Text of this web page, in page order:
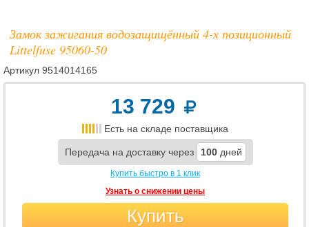
Замок зажигания водозащищённый 4-х позиционный
Littelfuse 95060-50
Артикул 9514014165
13 729
Есть на складе поставщика
Передача на доставку через 100 дней
Купить быстро в 1 клик
Узнать о снижении цены
Купить